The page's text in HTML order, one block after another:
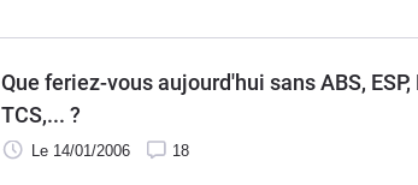
Que feriez-vous aujourd'hui sans ABS, ESP,
TCS,... ?
Le 14/01/2006 18